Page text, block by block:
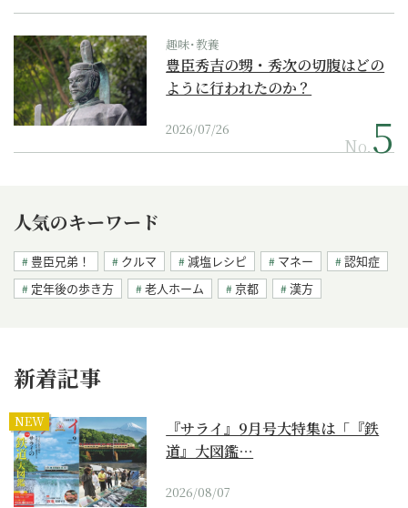
趣味･教養
豊臣秀吉の甥・秀次の切腹はどの
ように行われたのか？
2026/07/26
No.
人気のキーワード
豊臣兄弟！ クルマ 減塩レシピ マネー
認知症
定年後の歩き方
老人ホーム 京都 漢方
新着記事
NEW
『サライ』9月号大特集は「『鉄
道』大図鑑…
2026/08/07